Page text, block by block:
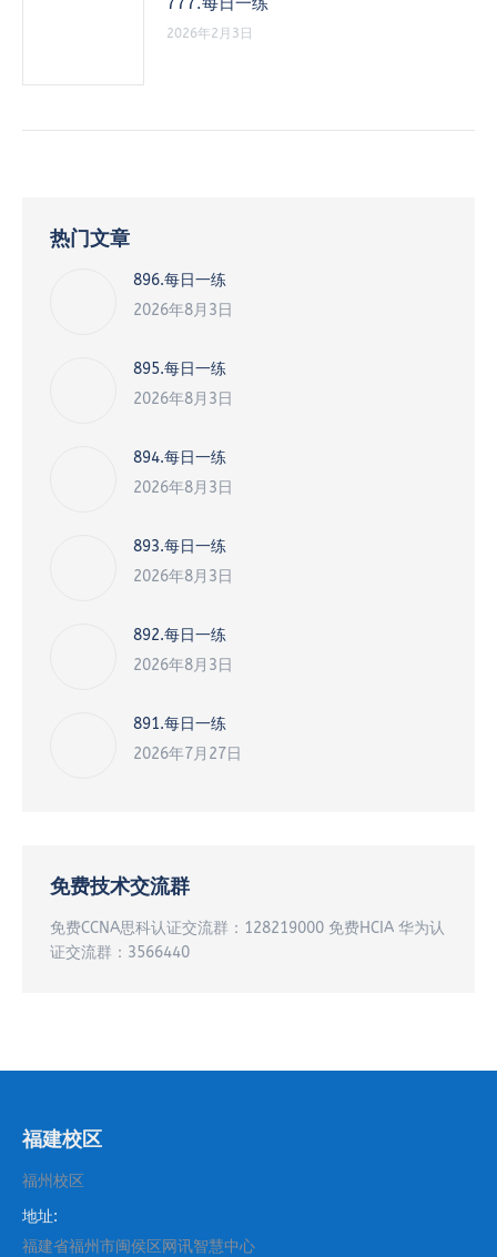
2026年2月3日
热门文章
896.每日一练
2026年8月3日
895.每日一练
2026年8月3日
894.每日一练
2026年8月3日
893.每日一练
2026年8月3日
892.每日一练
2026年8月3日
891.每日一练
2026年7月27日
免费技术交流群
免费CCNA思科认证交流群：128219000 免费HCIA 华为认
证交流群：3566440
福建校区
福州校区
地址:
福建省福州市闽侯区网讯智慧中心